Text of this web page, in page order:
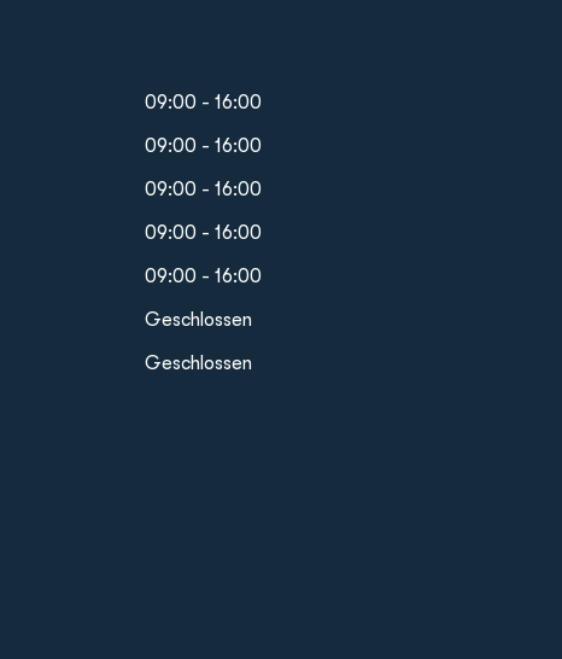
09:00 - 16:00
09:00 - 16:00
09:00 - 16:00
09:00 - 16:00
09:00 - 16:00
Geschlossen
Geschlossen